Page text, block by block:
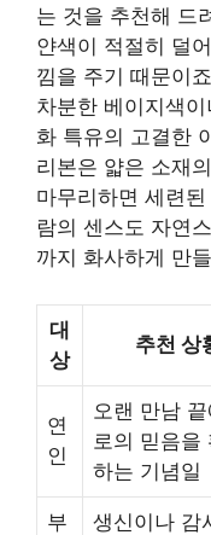
는 것을 추천해 드
얀색이 적절히 덜
낌을 주기 때문이
차분한 베이지색
화 특유의 고결한
리본은 얇은 소재
마무리하면 세련
람의 센스도 자연
까지 화사하게 만
대
상
추천 상
연
인
오랜 만남
로의 믿음을
하는 기념일
부
생신이나 감